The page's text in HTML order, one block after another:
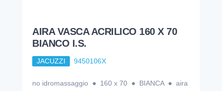
AIRA VASCA ACRILICO 160 X 70
BIANCO I.S.
JACUZZI 9450106X
no idromassaggio ● 160 x 70 ● BIANCA ● aira